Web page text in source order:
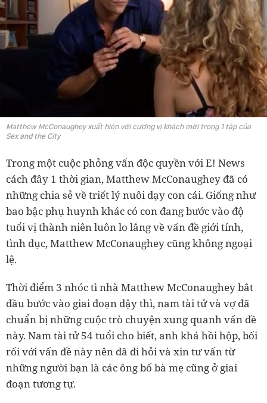
Matthew McConaughey xuất hiện với cương vị khách mời trong 1 tập của
Sex and the City
Trong một cuộc phỏng vấn độc quyền với E! News
cách đây 1 thời gian, Matthew McConaughey đã có
những chia sẻ về triết lý nuôi dạy con cái. Giống như
bao bậc phụ huynh khác có con đang bước vào độ
tuổi vị thành niên luôn lo lắng về vấn đề giới tính,
tình dục, Matthew McConaughey cũng không ngoại
lệ.
Thời điểm 3 nhóc tì nhà Matthew McConaughey bắt
đầu bước vào giai đoạn dậy thì, nam tài tử và vợ đã
chuẩn bị những cuộc trò chuyện xung quanh vấn đề
này. Nam tài tử 54 tuổi cho biết, anh khá hồi hộp, bối
rối với vấn đề này nên đã đi hỏi và xin tư vấn từ
những người bạn là các ông bố bà mẹ cũng ở giai
đoạn tương tự.